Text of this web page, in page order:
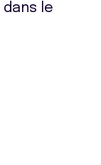
le